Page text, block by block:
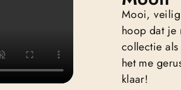
Mooi, veilig
hoop dat je
collectie
het me
klaar!